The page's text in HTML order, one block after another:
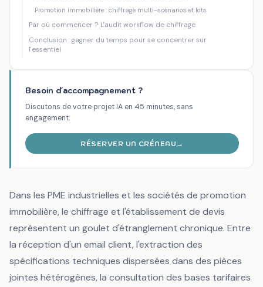
Dans les PME industrielles et les sociétés de promotion
immobilière, le chiffrage et l'établissement de devis
représentent un goulet d'étranglement chronique. Entre
la réception d'un email client, l'extraction des
spécifications techniques dispersées dans des pièces
jointes hétérogènes, la consultation des bases tarifaires
Promotion immobilière : chiffrage multi-scénarios et lots
Par où commencer ? L'audit workflow de chiffrage
Conclusion : gagner du temps pour se concentrer sur
l'essentiel
Besoin d'accompagnement ?
Discutons de votre projet IA en 45 minutes, sans
engagement.
RÉSERVER UN CRÉNEAU →